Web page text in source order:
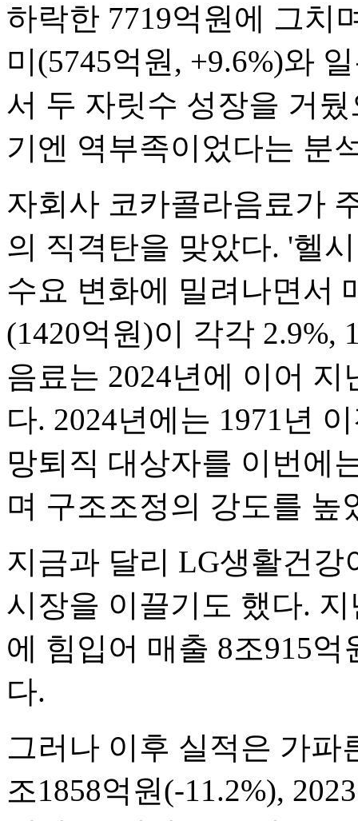
하락한 7719억원에 그치
미(5745억원, +9.6%)와
서 두 자릿수 성장을 거
기엔 역부족이었다는 분
자회사 코카콜라음료가
의 직격탄을 맞았다. '헬
수요 변화에 밀려나면서
(1420억원)이 각각 2.9%,
음료는 2024년에 이어
다. 2024년에는 1971년
망퇴직 대상자를 이번에
며 구조조정의 강도를 높
지금과 달리 LG생활건
시장을 이끌기도 했다.
에 힘입어 매출 8조915
다.
그러나 이후 실적은 가파
조1858억원(-11.2%),